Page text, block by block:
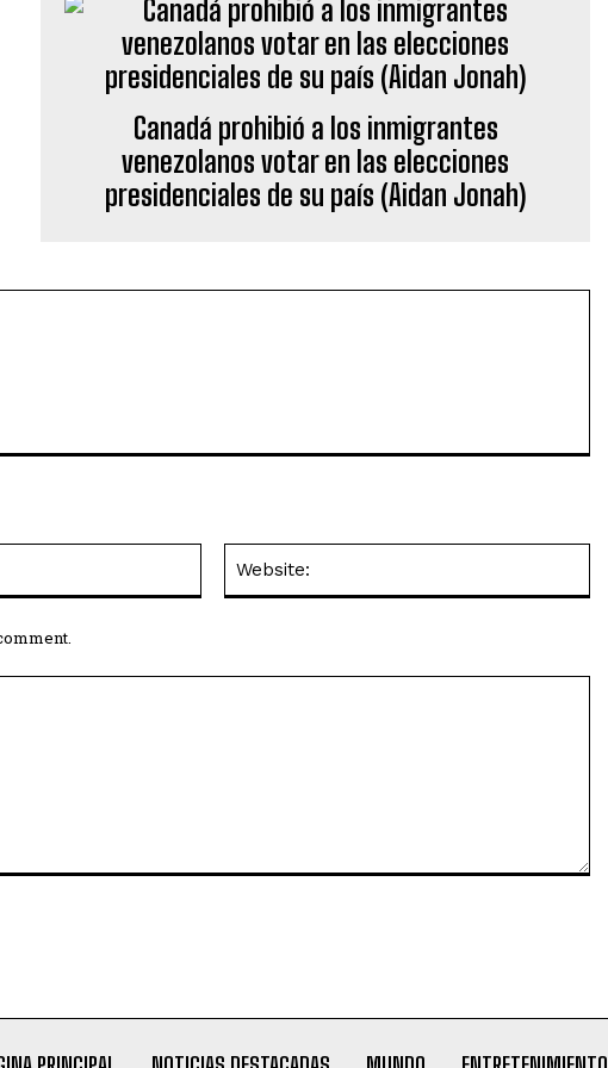
Canadá prohibió a los inmigrantes
venezolanos votar en las elecciones
presidenciales de su país (Aidan Jonah)